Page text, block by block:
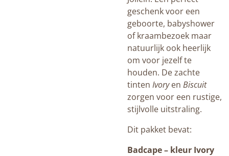
geschenk voor een
geboorte, babyshower
of kraambezoek maar
natuurlijk ook heerlijk
om voor jezelf te
houden. De zachte
tinten Ivoryen Biscuit
zorgen voor een rustige,
stijlvolle uitstraling.
Dit pakket bevat:
Badcape – kleur Ivory